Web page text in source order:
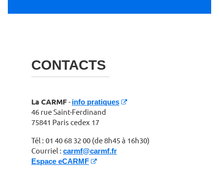
CONTACTS
La CARMF- info pratiques
46 rue Saint-Ferdinand
75841 Paris cedex 17
Tél : 01 40 68 32 00 (de 8h45 à 16h30)
Courriel : carmf@carmf.fr
Espace eCARMF